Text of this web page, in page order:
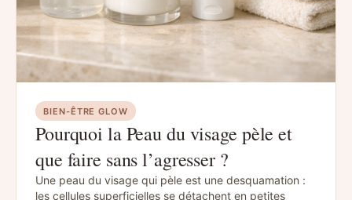
BIEN-ÊTRE GLOW
Pourquoi la Peau du visage pèle et
que faire sans l’agresser ?
Une peau du visage qui pèle est une desquamation :
les cellules superficielles se détachent en petites